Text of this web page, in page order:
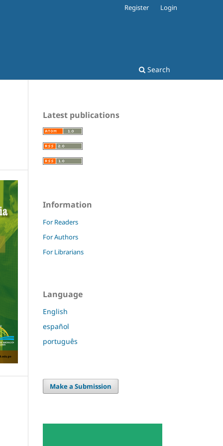
Search
Register Login
Latest publications
Information
For Readers
For Authors
For Librarians
Language
English
español
português
Make a Submission